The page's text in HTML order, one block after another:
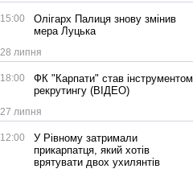
15:00
Олігарх Палиця знову змінив
мера Луцька
28 липня
18:00
ФК "Карпати" став інструментом
рекрутингу (ВІДЕО)
27 липня
12:00
У Рівному затримали
прикарпатця, який хотів
врятувати двох ухилянтів